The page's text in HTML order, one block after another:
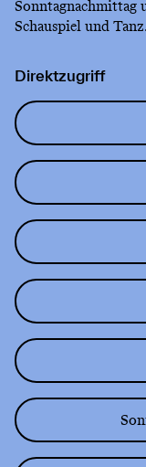
Sonntagnachmittag
Schauspiel und
Direktzugriff